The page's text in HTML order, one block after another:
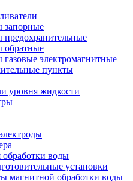
запорные
предохранительные
обратные
электромагнитные
пункты
уровня жидкости
обработки воды
установки
магнитной обработки воды